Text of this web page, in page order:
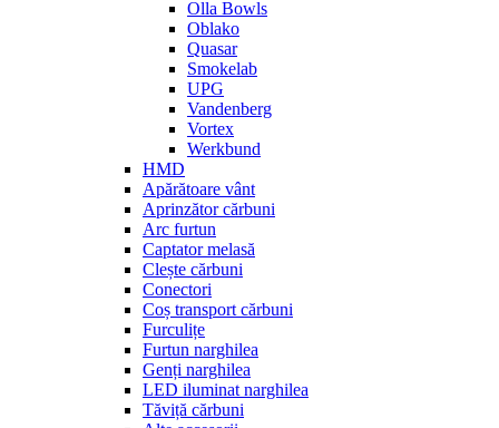
Olla Bowls
Oblako
Quasar
Smokelab
UPG
Vandenberg
Vortex
Werkbund
HMD
Apărătoare vânt
Aprinzător cărbuni
Arc furtun
Captator melasă
Clește cărbuni
Conectori
Coș transport cărbuni
Furculițe
Furtun narghilea
Genți narghilea
LED iluminat narghilea
Tăviță cărbuni